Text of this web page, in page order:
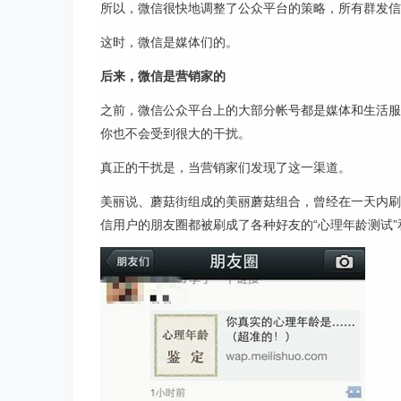
所以，微信很快地调整了公众平台的策略，所有群发
这时，微信是媒体们的。
后来，微信是营销家的
之前，微信公众平台上的大部分帐号都是媒体和生活
你也不会受到很大的干扰。
真正的干扰是，当营销家们发现了这一渠道。
美丽说、蘑菇街组成的美丽蘑菇组合，曾经在一天内
信用户的朋友圈都被刷成了各种好友的“心理年龄测试